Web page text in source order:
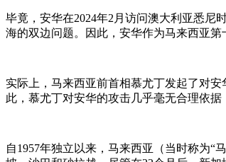
毕竟，安华在2024年2月访问澳大利亚悉尼
海的双边问题。因此，安华作为马来西亚第
实际上，马来西亚前首相慕尤丁发起了对
此，慕尤丁对安华的攻击几乎毫无合理依据
自1957年独立以来，马来西亚（当时称为“